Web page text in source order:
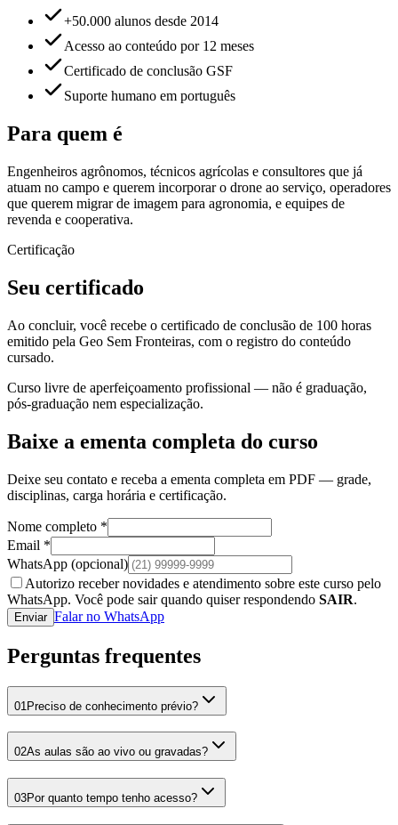
+50.000 alunos desde 2014
Acesso ao conteúdo por 12 meses
Certificado de conclusão GSF
Suporte humano em português
Para quem é
Engenheiros agrônomos, técnicos agrícolas e consultores que já
atuam no campo e querem incorporar o drone ao serviço, operadores
que querem migrar de imagem para agronomia, e equipes de
revenda e cooperativa.
Certificação
Seu certificado
Ao concluir, você recebe o certificado de conclusão de 100 horas
emitido pela Geo Sem Fronteiras, com o registro do conteúdo
cursado.
Curso livre de aperfeiçoamento profissional — não é graduação,
pós-graduação nem especialização.
Baixe a ementa completa do curso
Deixe seu contato e receba a ementa completa em PDF — grade,
disciplinas, carga horária e certificação.
Nome completo *
Email *
WhatsApp (opcional)
Autorizo receber novidades e atendimento sobre este curso pelo
WhatsApp. Você pode sair quando quiser respondendo SAIR.
Enviar Falar no WhatsApp
Perguntas frequentes
01 Preciso de conhecimento prévio?
02As aulas são ao vivo ou gravadas?
03Por quanto tempo tenho acesso?